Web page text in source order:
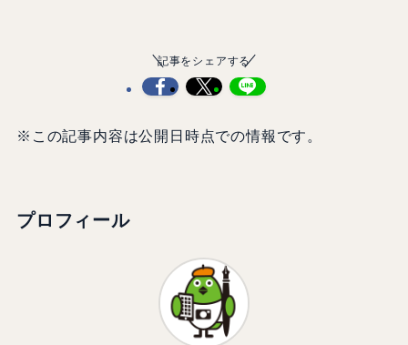
記事をシェアする
※この記事内容は公開日時点での情報です。
プロフィール